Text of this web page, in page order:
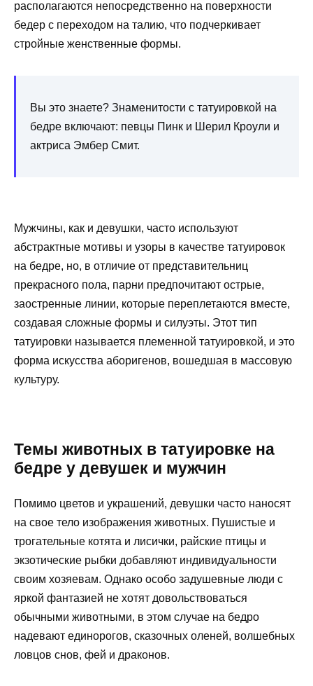
располагаются непосредственно на поверхности
бедер с переходом на талию, что подчеркивает
стройные женственные формы.
Вы это знаете? Знаменитости с татуировкой на
бедре включают: певцы Пинк и Шерил Кроули и
актриса Эмбер Смит.
Мужчины, как и девушки, часто используют
абстрактные мотивы и узоры в качестве татуировок
на бедре, но, в отличие от представительниц
прекрасного пола, парни предпочитают острые,
заостренные линии, которые переплетаются вместе,
создавая сложные формы и силуэты. Этот тип
татуировки называется племенной татуировкой, и это
форма искусства аборигенов, вошедшая в массовую
культуру.
Темы животных в татуировке на
бедре у девушек и мужчин
Помимо цветов и украшений, девушки часто наносят
на свое тело изображения животных. Пушистые и
трогательные котята и лисички, райские птицы и
экзотические рыбки добавляют индивидуальности
своим хозяевам. Однако особо задушевные люди с
яркой фантазией не хотят довольствоваться
обычными животными, в этом случае на бедро
надевают единорогов, сказочных оленей, волшебных
ловцов снов, фей и драконов.